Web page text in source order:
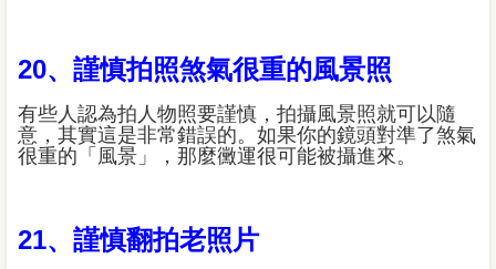
20、謹慎拍照煞氣很重的風景照
有些人認為拍人物照要謹慎，拍攝風景照就可以隨
意，其實這是非常錯誤的。如果你的鏡頭對準了煞氣
很重的「風景」，那麼黴運很可能被攝進來。
21、謹慎翻拍老照片